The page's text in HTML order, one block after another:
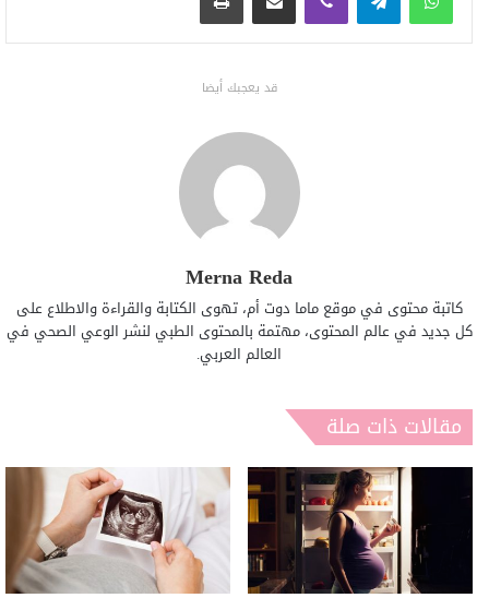
قد يعجبك أيضا
Merna Reda
كاتبة محتوى في موقع ماما دوت أم، تهوى الكتابة والقراءة والاطلاع على
كل جديد في عالم المحتوى، مهتمة بالمحتوى الطبي لنشر الوعي الصحي في
العالم العربي.
مقالات ذات صلة